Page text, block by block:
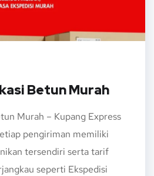
Betun Murah
Murah – Kupang Express
pengiriman memiliki
tersendiri serta tarif
seperti Ekspedisi